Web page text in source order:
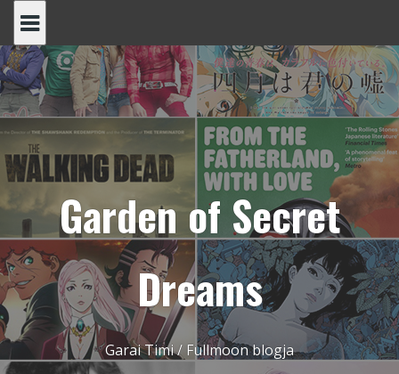
content
Garden of Secret
Dreams
Garai Timi / Fullmoon blogja